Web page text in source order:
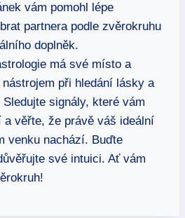
vám​ pomohl lépe⁤
partnera ‌podle ​zvěrokruhu
doplněk.
‍má své‌ místo a
při hledání lásky a
signály,‍ které vám
věřte, ⁤že právě váš ideální⁣
venku‍ nachází. ‌Buďte
své intuici. Ať vám